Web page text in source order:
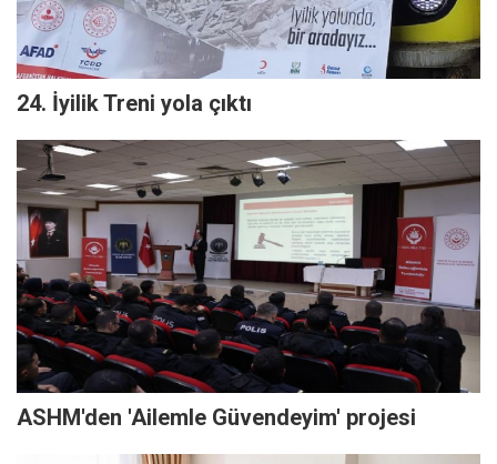
24. İyilik Treni yola çıktı
ASHM'den 'Ailemle Güvendeyim' projesi